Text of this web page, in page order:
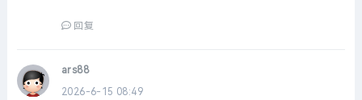
回复
ars88
2026-6-15 08:49